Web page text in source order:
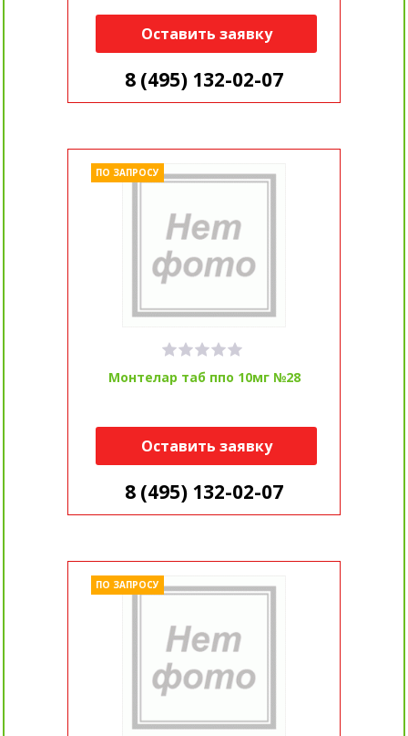
Оставить заявку
8 (495) 132-02-07
Монтелар таб ппо 10мг №28
ПО ЗАПРОСУ
Оставить заявку
8 (495) 132-02-07
ПО ЗАПРОСУ